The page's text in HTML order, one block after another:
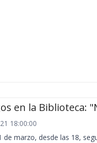
en la Biblioteca:
18:00:00
de marzo, desde las 18,